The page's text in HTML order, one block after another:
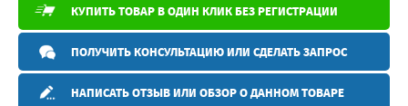
КУПИТЬ ТОВАР В ОДИН КЛИК БЕЗ РЕГИСТРАЦИИ
ПОЛУЧИТЬ КОНСУЛЬТАЦИЮ ИЛИ СДЕЛАТЬ ЗАПРОС
НАПИСАТЬ ОТЗЫВ ИЛИ ОБЗОР О ДАННОМ ТОВАРЕ